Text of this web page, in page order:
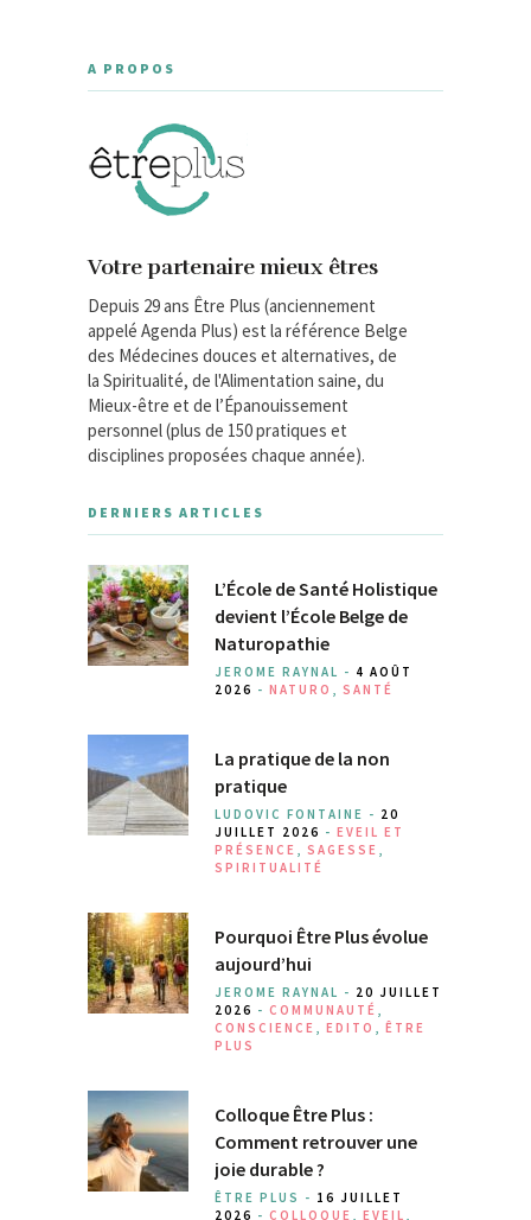
A PROPOS
Votre partenaire mieux êtres
Depuis 29 ans Être Plus (anciennement
appelé Agenda Plus) est la référence Belge
des Médecines douces et alternatives, de
la Spiritualité, de l'Alimentation saine, du
Mieux-être et de l’Épanouissement
personnel (plus de 150 pratiques et
disciplines proposées chaque année).
DERNIERS ARTICLES
L’École de Santé Holistique
devient l’École Belge de
Naturopathie
JEROME RAYNAL - 4 AOÛT
2026 - NATURO , SANTÉ
La pratique de la non
pratique
LUDOVIC FONTAINE - 20
JUILLET 2026 - EVEIL ET
PRÉSENCE , SAGESSE ,
SPIRITUALITÉ
Pourquoi Être Plus évolue
aujourd’hui
JEROME RAYNAL - 20 JUILLET
2026 - COMMUNAUTÉ ,
CONSCIENCE , EDITO , ÊTRE
PLUS
Colloque Être Plus :
Comment retrouver une
joie durable ?
ÊTRE PLUS - 16 JUILLET
2026 - COLLOQUE , EVEIL ,